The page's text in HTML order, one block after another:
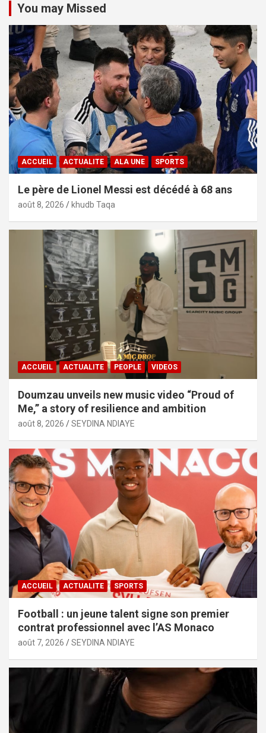
You may Missed
ACCUEIL ACTUALITE ALA UNE SPORTS
Le père de Lionel Messi est décédé à 68 ans
août 8, 2026 khudb Taqa
ACCUEIL ACTUALITE PEOPLE VIDEOS
Doumzau unveils new music video “Proud of
Me,” a story of resilience and ambition
août 8, 2026 SEYDINA NDIAYE
ACCUEIL ACTUALITE SPORTS
Football : un jeune talent signe son premier
contrat professionnel avec l’AS Monaco
août 7, 2026 SEYDINA NDIAYE